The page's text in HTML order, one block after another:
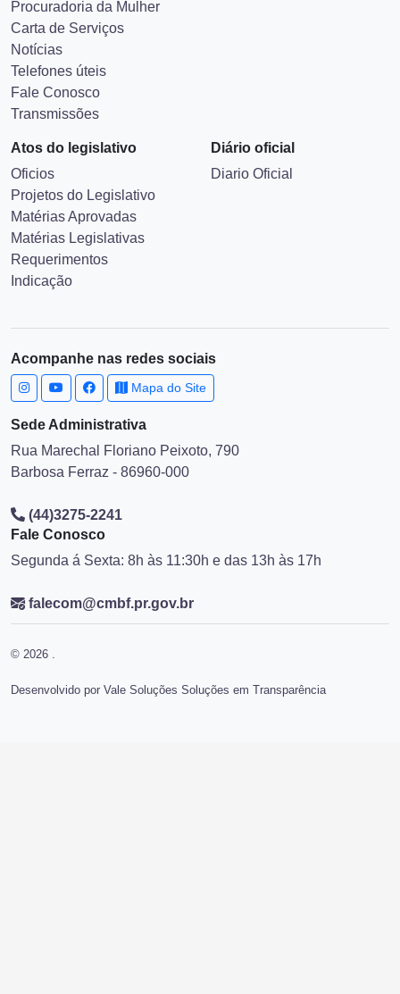
Procuradoria da Mulher
Carta de Serviços
Notícias
Telefones úteis
Fale Conosco
Transmissões
Atos do legislativo
Oficios
Projetos do Legislativo
Matérias Aprovadas
Matérias Legislativas
Requerimentos
Indicação
Diário oficial
Diario Oficial
Acompanhe nas redes sociais
Mapa do Site
Sede Administrativa
Rua Marechal Floriano Peixoto, 790
Barbosa Ferraz - 86960-000
(44)3275-2241
Fale Conosco
Segunda á Sexta: 8h às 11:30h e das 13h às 17h
falecom@cmbf.pr.gov.br
© 2026 .
Desenvolvido por Vale Soluções Soluções em Transparência